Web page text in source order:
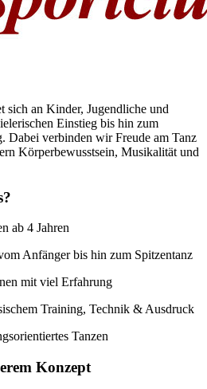
sich an Kinder, Jugendliche und
Einstieg bis hin zum
Dabei verbinden wir Freude am Tanz
Körperbewusstsein, Musikalität und
ab 4 Jahren
Anfänger bis hin zum Spitzentanz
mit viel Erfahrung
Training, Technik & Ausdruck
Tanzen
Konzept